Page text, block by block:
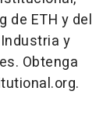
de ETH y del
y
Obtenga